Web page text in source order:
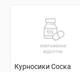
Курносики Соска